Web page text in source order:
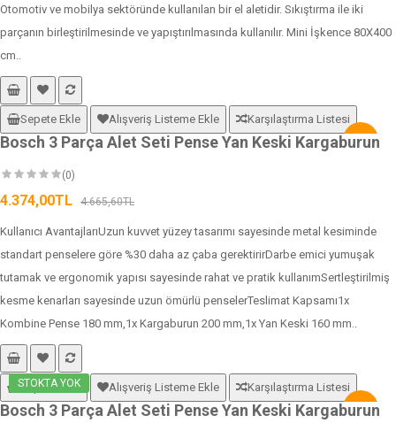
Otomotiv ve mobilya sektöründe kullanılan bir el aletidir. Sıkıştırma ile iki
parçanın birleştirilmesinde ve yapıştırılmasında kullanılır. Mini İşkence 80X400
cm..
-6%
Sepete Ekle Alışveriş Listeme Ekle Karşılaştırma Listesi
Bosch 3 Parça Alet Seti Pense Yan Keski Kargaburun
(0)
4.374,00TL 4.665,60TL
Kullanıcı AvantajlarıUzun kuvvet yüzey tasarımı sayesinde metal kesiminde
standart penselere göre %30 daha az çaba gerektirirDarbe emici yumuşak
tutamak ve ergonomik yapısı sayesinde rahat ve pratik kullanımSertleştirilmiş
kesme kenarları sayesinde uzun ömürlü penselerTeslimat Kapsamı1x
Kombine Pense 180 mm,1x Kargaburun 200 mm,1x Yan Keski 160 mm..
STOKTA YOK
-6%
Sepete Ekle Alışveriş Listeme Ekle Karşılaştırma Listesi
Bosch 3 Parça Alet Seti Pense Yan Keski Kargaburun